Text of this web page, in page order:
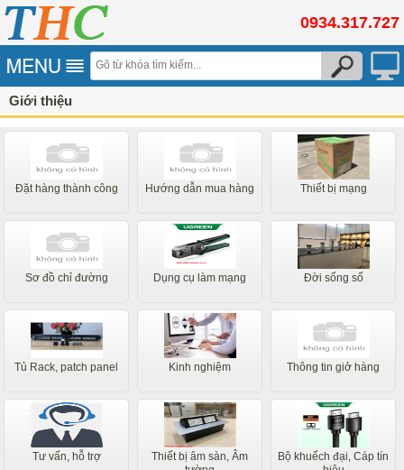
0934.317.727
Giới thiệu
Đặt hàng thành công Hướng dẫn mua hàng Thiết bị mạng
Sơ đồ chỉ đường Dụng cụ làm mạng Đời sống số
Tủ Rack, patch panel Kinh nghiệm Thông tin giở hàng
Tư vấn, hỗ trợ
Thiết bị âm sàn, Âm
Bộ khuếch đại, Cáp tín